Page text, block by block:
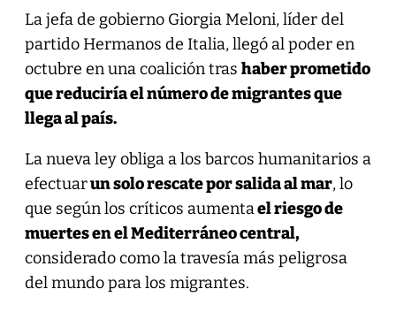
La jefa de gobierno Giorgia Meloni, líder del
partido Hermanos de Italia, llegó al poder en
octubre en una coalición tras haber prometido
que reduciría el número de migrantes que
llega al país.
La nueva ley obliga a los barcos humanitarios a
efectuarun solo rescate por salida al mar, lo
que según los críticos aumentael riesgo de
muertes en el Mediterráneo central,
considerado como la travesía más peligrosa
del mundo para los migrantes.